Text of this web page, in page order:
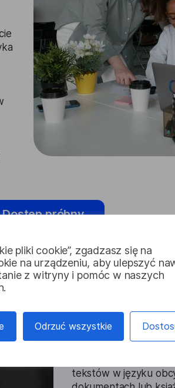
pliki cookie”, zgadzasz się na
na urządzeniu, aby ulepszyć
z witryny i pomóc w naszych
Odrzuć wszystkie
Dostęp próbny
obrazów
tekstów w języku